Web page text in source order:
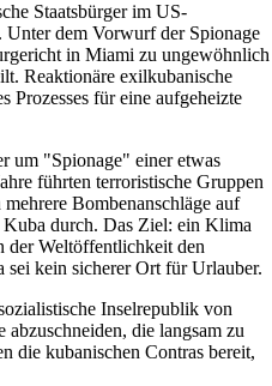
Staatsbürger im US-
dem Vorwurf der Spionage
in Miami zu ungewöhnlich
Reaktionäre exilkubanische
Prozesses für eine aufgeheizte
um "Spionage" einer etwas
führten terroristische Gruppen
Bombenanschläge auf
durch. Das Ziel: ein Klima
der Weltöffentlichkeit den
kein sicherer Ort für Urlauber.
Inselrepublik von
abzuschneiden, die langsam zu
die kubanischen Contras bereit,